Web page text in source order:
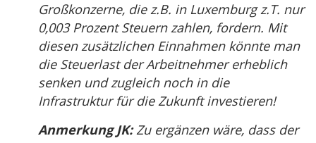
Großkonzerne, die z.B. in Luxemburg z.T. nur
0,003 Prozent Steuern zahlen, fordern. Mit
diesen zusätzlichen Einnahmen könnte man
die Steuerlast der Arbeitnehmer erheblich
senken und zugleich noch in die
Infrastruktur für die Zukunft investieren!
Anmerkung JK:Zu ergänzen wäre, dass der